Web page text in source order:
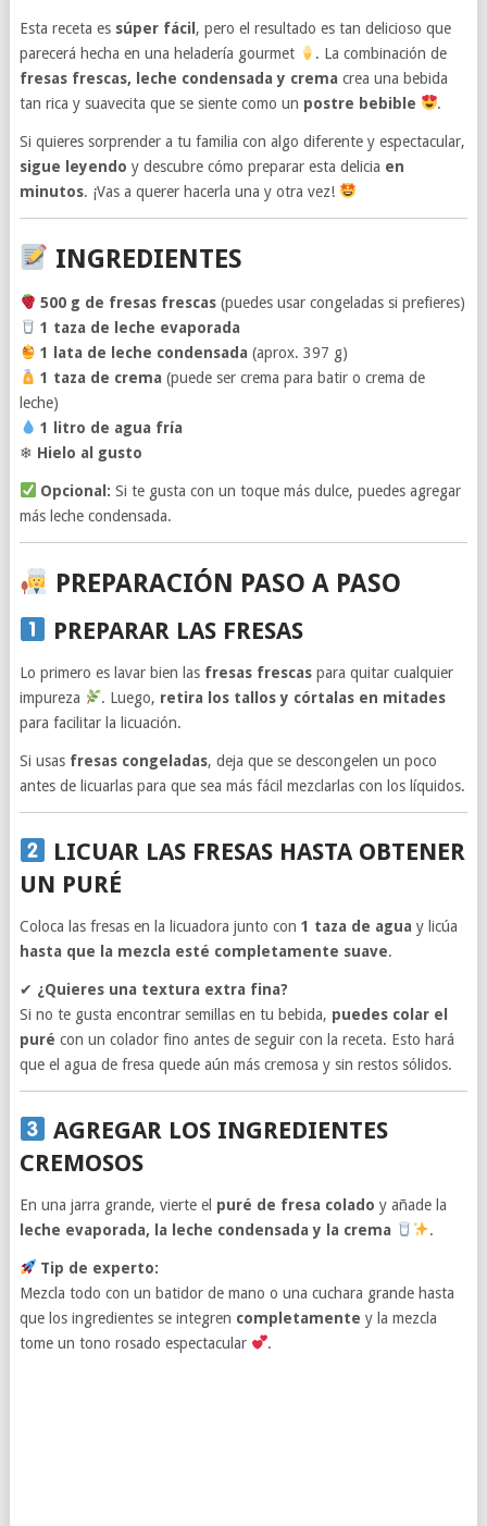
Esta receta es súper fácil , pero el resultado es tan delicioso que
parecerá hecha en una heladería gourmet
. La combinación de
fresas frescas, leche condensada y crema crea una bebida
tan rica y suavecita que se siente como un postre bebible .
Si quieres sorprender a tu familia con algo diferente y espectacular,
sigue leyendo y descubre cómo preparar esta delicia en
minutos. ¡Vas a querer hacerla una y otra vez!
INGREDIENTES
500 g de fresas frescas (puedes usar congeladas si prefieres)
1 taza de leche evaporada
1 lata de leche condensada (aprox. 397 g)
1 taza de crema (puede ser crema para batir o crema de
leche)
1 litro de agua fría
❄ Hielo al gusto
Opcional: Si te gusta con un toque más dulce, puedes agregar
más leche condensada.
PREPARACIÓN PASO A PASO
PREPARAR LAS FRESAS
Lo primero es lavar bien las fresas frescaspara quitar cualquier
impureza
. Luego, retira los tallos y córtalas en mitades
para facilitar la licuación.
Si usas fresas congeladas, deja que se descongelen un poco
antes de licuarlas para que sea más fácil mezclarlas con los líquidos.
LICUAR LAS FRESAS HASTA OBTENER
UN PURÉ
Coloca las fresas en la licuadora junto con 1 taza de agua y licúa
hasta que la mezcla esté completamente suave.
✔ ¿Quieres una textura extra fina?
Si no te gusta encontrar semillas en tu bebida, puedes colar el
puré con un colador fino antes de seguir con la receta. Esto hará
que el agua de fresa quede aún más cremosa y sin restos sólidos.
AGREGAR LOS INGREDIENTES
CREMOSOS
En una jarra grande, vierte el puré de fresa colado y añade la
leche evaporada, la leche condensada y la crema
.
Tip de experto:
Mezcla todo con un batidor de mano o una cuchara grande hasta
que los ingredientes se integren completamente y la mezcla
tome un tono rosado espectacular
.